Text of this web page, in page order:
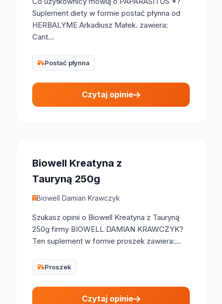
Suplement diety w formie postać płynna od
HERBALYME Arkadiusz Małek. zawiera:
Cant...
Postać płynna
Czytaj opinie
Biowell Kreatyna z
Tauryną 250g
Biowell Damian Krawczyk
Szukasz opinii o Biowell Kreatyna z Tauryną
250g firmy BIOWELL DAMIAN KRAWCZYK?
Ten suplement w formie proszek zawiera:...
Proszek
Czytaj opinie